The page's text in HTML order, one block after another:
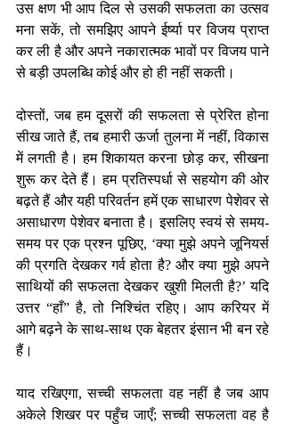
उस क्षण भी आप दिल से उसकी सफलता का उत्सव
मना सकें, तो समझिए आपने ईर्ष्या पर विजय प्राप्त
कर ली है और अपने नकारात्मक भावों पर विजय पाने
से बड़ी उपलब्धि कोई और हो ही नहीं सकती।
दोस्तों, जब हम दूसरों की सफलता से प्रेरित होना
सीख जाते हैं, तब हमारी ऊर्जा तुलना में नहीं, विकास
में लगती है। हम शिकायत करना छोड़ कर, सीखना
शुरू कर देते हैं। हम प्रतिस्पर्धा से सहयोग की ओर
बढ़ते हैं और यही परिवर्तन हमें एक साधारण पेशेवर से
असाधारण पेशेवर बनाता है। इसलिए स्वयं से समय-
समय पर एक प्रश्न पूछिए, ‘क्या मुझे अपने जूनियर्स
की प्रगति देखकर गर्व होता है? और क्या मुझे अपने
साथियों की सफलता देखकर खुशी मिलती है?’ यदि
उत्तर “हाँ” है, तो निश्चिंत रहिए। आप करियर में
आगे बढ़ने के साथ-साथ एक बेहतर इंसान भी बन रहे
हैं।
याद रखिएगा, सच्ची सफलता वह नहीं है जब आप
अकेले शिखर पर पहुँच जाएँ; सच्ची सफलता वह है